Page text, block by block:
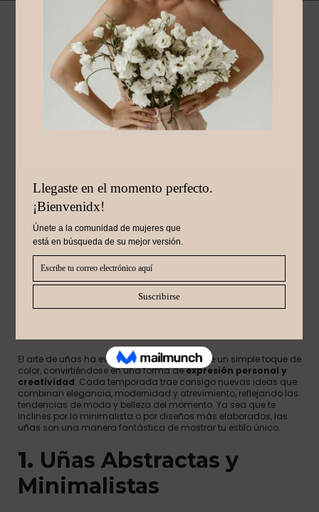
Octubre 2, 2024
TENDENCIAS EN UÑAS:
DISEÑOS CREATIVOS
El arte de uñas ha evolucionado más allá de un simple toque de
color, convirtiéndose en una forma deexpresión personal y
creatividad. Cada temporada trae consigo nuevas ideas que
combinan elegancia, modernidad y atrevimiento, reflejando las
tendencias de moda y belleza del momento. Ya sea que te
inclines por lo minimalista o por diseños más elaborados, las
uñas son una manera fantástica de mostrar tu estilo único.
1. Uñas Abstractas y
Minimalistas